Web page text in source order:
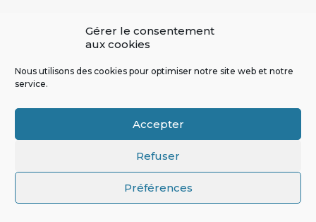
Gérer le consentement
aux cookies
Nous utilisons des cookies pour optimiser notre site web et notre
service.
Accepter
Refuser
Préférences
Mickaël Laclé
20 novembre 2015
En initiant le projetCOP21 au
serait-ce même que l’élaboration de cet article,
qui nous a demandé plusieurs semaines, le
débat de fond s’est révélé complexe mais plus